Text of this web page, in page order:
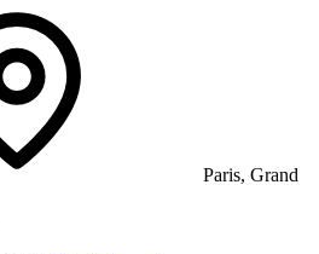
Paris, Grand